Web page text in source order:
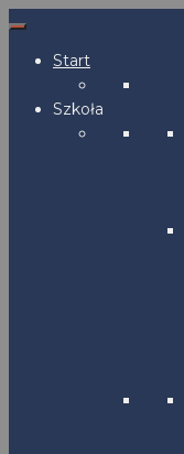
Start
Szkoła